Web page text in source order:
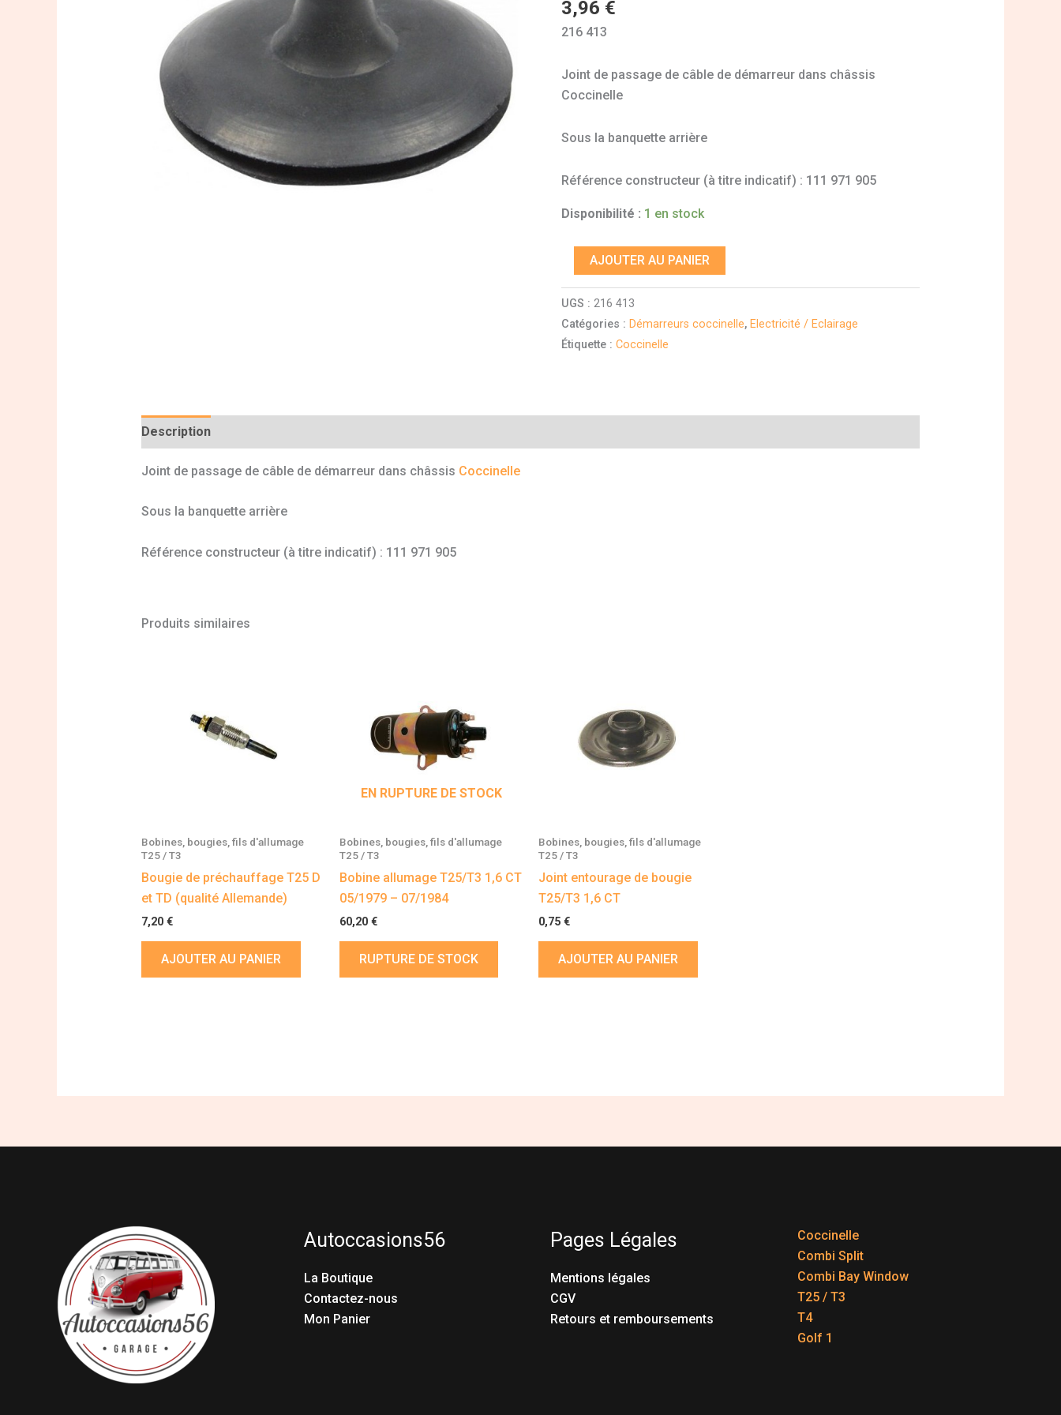
3,96 €
216 413
Joint de passage de câble de démarreur dans châssis
Coccinelle
Sous la banquette arrière
Référence constructeur (à titre indicatif) : 111 971 905
Disponibilité : 1 en stock
de
démarreur
châssis
Coccinelle
AJOUTER AU PANIER
UGS :216 413
Catégories : Démarreurs coccinelle, Electricité / Eclairage
Étiquette :Coccinelle
Description
Joint de passage de câble de démarreur dans châssis Coccinelle
Sous la banquette arrière
Référence constructeur (à titre indicatif) : 111 971 905
Produits similaires
Bobines, bougies, fils d'allumage
T25 / T3
Bougie de préchauffage T25 D
et TD (qualité Allemande)
7,20 €
AJOUTER AU PANIER
EN RUPTURE DE STOCK
Bobines, bougies, fils d'allumage
T25 / T3
Bobine allumage T25/T3 1,6 CT
05/1979 – 07/1984
60,20€
RUPTURE DE STOCK
Bobines, bougies, fils d'allumage
T25 / T3
Joint entourage de bougie
T25/T3 1,6 CT
0,75 €
AJOUTER AU PANIER
Autoccasions56
La Boutique
Contactez-nous
Mon Panier
Pages Légales
Mentions légales
CGV
Retours et remboursements
Coccinelle
Combi Split
Combi Bay Window
T25 / T3
T4
Golf 1